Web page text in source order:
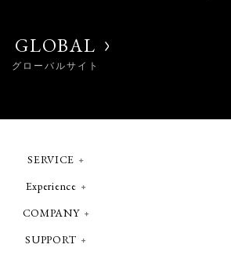
GLOBAL
グローバルサイト
SERVICE
Experience
COMPANY
SUPPORT